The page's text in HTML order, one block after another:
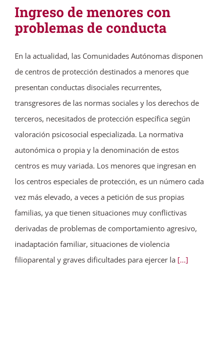
Ingreso de menores con
problemas de conducta
En la actualidad, las Comunidades Autónomas disponen
de centros de protección destinados a menores que
presentan conductas disociales recurrentes,
transgresores de las normas sociales y los derechos de
terceros, necesitados de protección específica según
valoración psicosocial especializada. La normativa
autonómica o propia y la denominación de estos
centros es muy variada. Los menores que ingresan en
los centros especiales de protección, es un número cada
vez más elevado, a veces a petición de sus propias
familias, ya que tienen situaciones muy conflictivas
derivadas de problemas de comportamiento agresivo,
inadaptación familiar, situaciones de violencia
filioparental y graves dificultades para ejercer la [...]